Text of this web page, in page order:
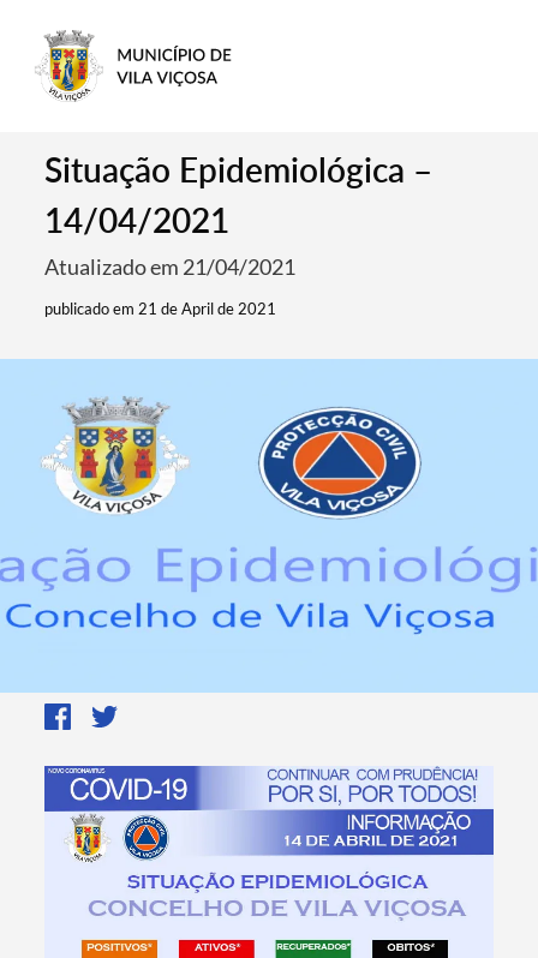
Situação Epidemiológica –
14/04/2021
Atualizado em 21/04/2021
publicado em 21 de April de 2021